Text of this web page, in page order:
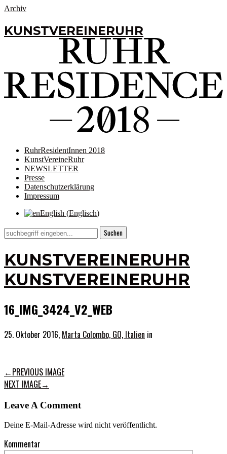
Archiv
KUNSTVEREINERUHR
RuhrResidentInnen 2018
KunstVereineRuhr
NEWSLETTER
Presse
Datenschutzerklärung
Impressum
English (Englisch)
KUNSTVEREINERUHR
KUNSTVEREINERUHR
16_IMG_3424_V2_WEB
25. Oktober 2016, Marta Colombo, GO, Italien in
←PREVIOUS IMAGE
NEXT IMAGE→
Leave A Comment
Deine E-Mail-Adresse wird nicht veröffentlicht.
Kommentar